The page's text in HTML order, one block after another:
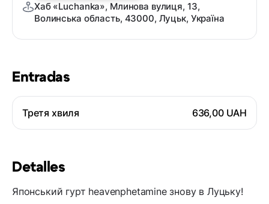
Entradas
Третя хвиля 636,00 UAH
Detalles
Японський гурт heavenphetamine знову в Луцьку!
Хаб «Luchanka», Млинова вулиця, 13,
Волинська область, 43000, Луцьк, Україна